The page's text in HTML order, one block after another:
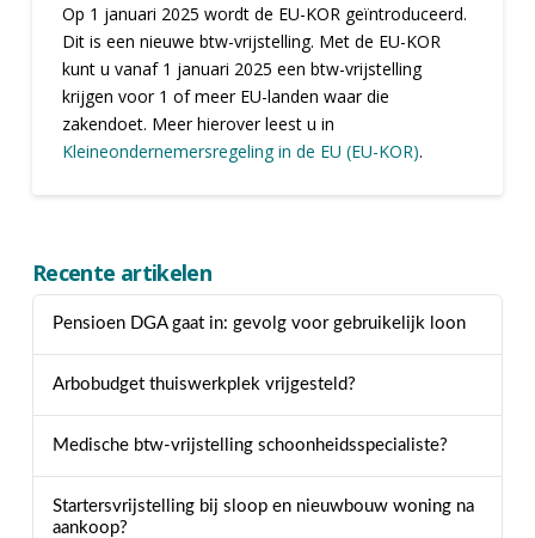
Op 1 januari 2025 wordt de EU-KOR geïntroduceerd.
Dit is een nieuwe btw-vrijstelling. Met de EU-KOR
kunt u vanaf 1 januari 2025 een btw-vrijstelling
krijgen voor 1 of meer EU-landen waar die
zakendoet. Meer hierover leest u in
Kleineondernemersregeling in de EU (EU-KOR).
Recente artikelen
Pensioen DGA gaat in: gevolg voor gebruikelijk loon
Arbobudget thuiswerkplek vrijgesteld?
Medische btw-vrijstelling schoonheidsspecialiste?
Startersvrijstelling bij sloop en nieuwbouw woning na
aankoop?